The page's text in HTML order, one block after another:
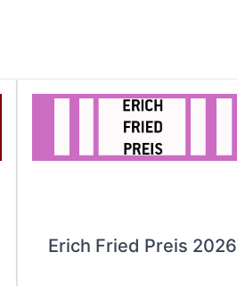
Erich Fried Preis 2026